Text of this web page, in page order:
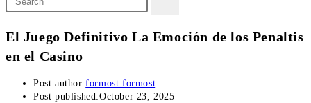
El Juego Definitivo La Emoción de los Penaltis
en el Casino
Post author:formost formost
Post published:October 23, 2025